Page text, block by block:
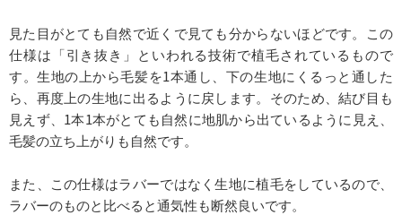
見た目がとても自然で近くで見ても分からないほどです。この
仕様は「引き抜き」といわれる技術で植毛されているもので
す。生地の上から毛髪を1本通し、下の生地にくるっと通した
ら、再度上の生地に出るように戻します。そのため、結び目も
見えず、1本1本がとても自然に地肌から出ているように見え、
毛髪の立ち上がりも自然です。
また、この仕様はラバーではなく生地に植毛をしているので、
ラバーのものと比べると通気性も断然良いです。